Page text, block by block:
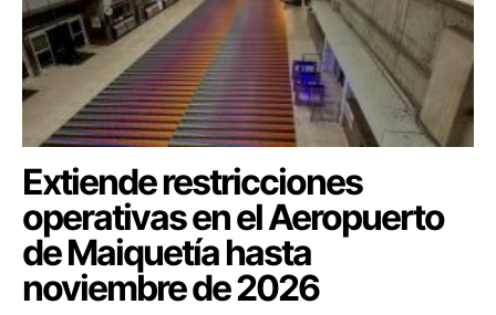
Extiende restricciones
operativas en el Aeropuerto
de Maiquetía hasta
noviembre de 2026